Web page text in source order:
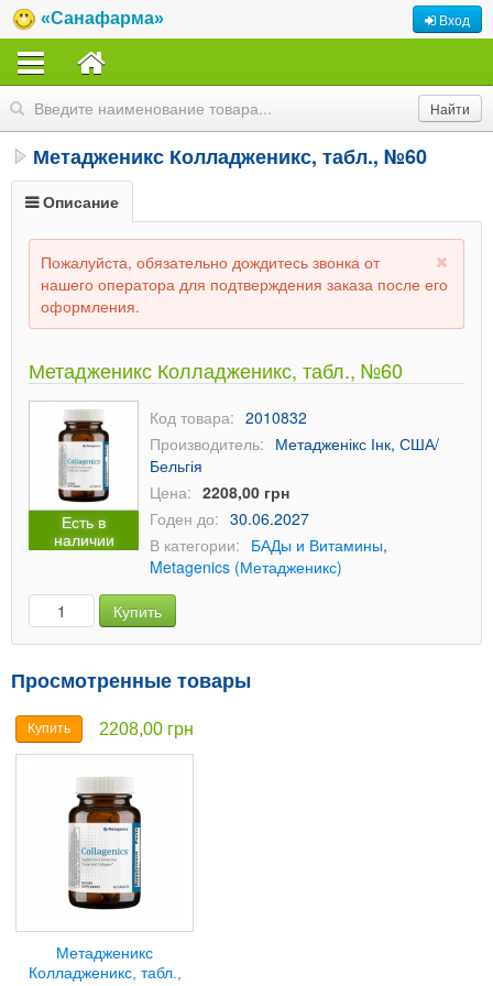
«Санафарма» Вход
Метадженикс Колладженикс, табл., №60
Описание
Пожалуйста, обязательно дождитесь звонка от
нашего оператора для подтверждения заказа после его
оформления.
Метадженикс Колладженикс, табл., №60
Есть в
наличии
Код товара: 2010832
Производитель: Метадженікс Інк, США/
Бельгія
Цена: 2208,00 грн
Годен до: 30.06.2027
В категории: БАДы и Витамины,
Metagenics (Метадженикс)
Купить
Просмотренные товары
Купить 2208,00 грн
Метадженикс
Колладженикс, табл.,